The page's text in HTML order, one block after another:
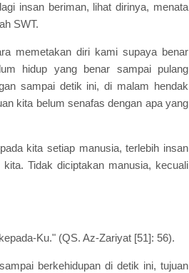
insan beriman, lihat dirinya, menata
SWT.
memetakan diri kami supaya benar
hidup yang benar sampai pulang
sampai detik ini, di malam hendak
kita belum senafas dengan apa yang
kita setiap manusia, terlebih insan
Tidak diciptakan manusia, kecuali
Ku." (QS. Az-Zariyat [51]: 56).
berkehidupan di detik ini, tujuan